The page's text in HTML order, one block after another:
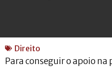
Direito
Para conseguir o apoio